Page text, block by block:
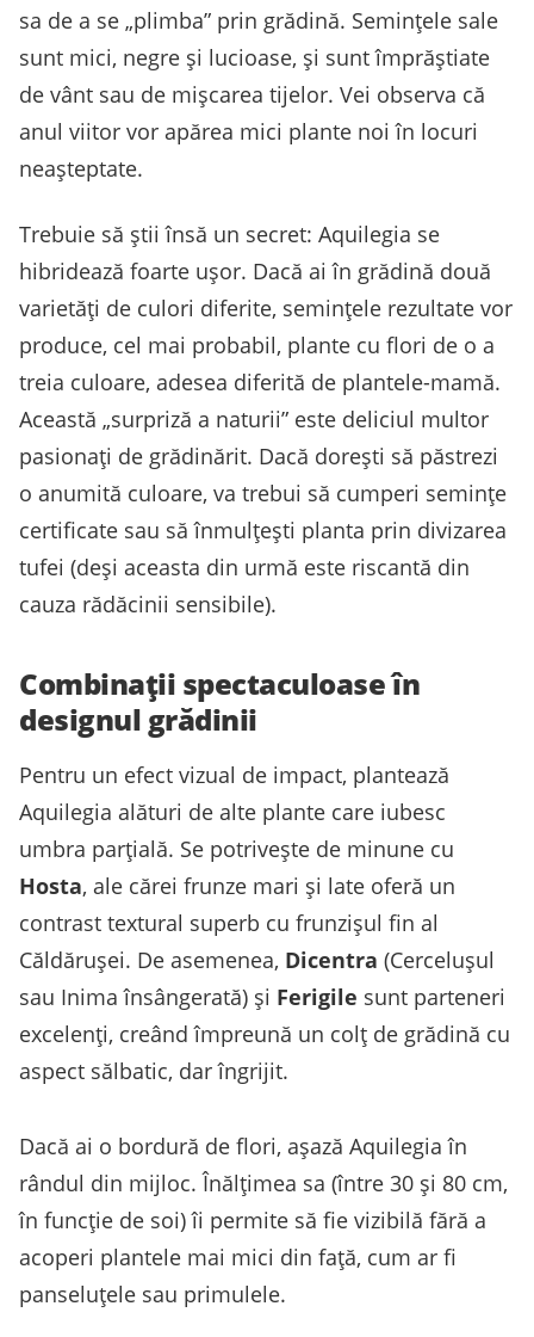
sa de a se „plimba” prin grădină. Semințele sale
sunt mici, negre și lucioase, și sunt împrăștiate
de vânt sau de mișcarea tijelor. Vei observa că
anul viitor vor apărea mici plante noi în locuri
neașteptate.
Trebuie să știi însă un secret: Aquilegia se
hibridează foarte ușor. Dacă ai în grădină două
varietăți de culori diferite, semințele rezultate vor
produce, cel mai probabil, plante cu flori de o a
treia culoare, adesea diferită de plantele-mamă.
Această „surpriză a naturii” este deliciul multor
pasionați de grădinărit. Dacă dorești să păstrezi
o anumită culoare, va trebui să cumperi semințe
certificate sau să înmulțești planta prin divizarea
tufei (deși aceasta din urmă este riscantă din
cauza rădăcinii sensibile).
Combinații spectaculoase în
designul grădinii
Pentru un efect vizual de impact, plantează
Aquilegia alături de alte plante care iubesc
umbra parțială. Se potrivește de minune cu
Hosta, ale cărei frunze mari și late oferă un
contrast textural superb cu frunzișul fin al
Căldărușei. De asemenea, Dicentra (Cercelușul
sau Inima însângerată) și Ferigile sunt parteneri
excelenți, creând împreună un colț de grădină cu
aspect sălbatic, dar îngrijit.
Dacă ai o bordură de flori, așază Aquilegia în
rândul din mijloc. Înălțimea sa (între 30 și 80 cm,
în funcție de soi) îi permite să fie vizibilă fără a
acoperi plantele mai mici din față, cum ar fi
panseluțele sau primulele.